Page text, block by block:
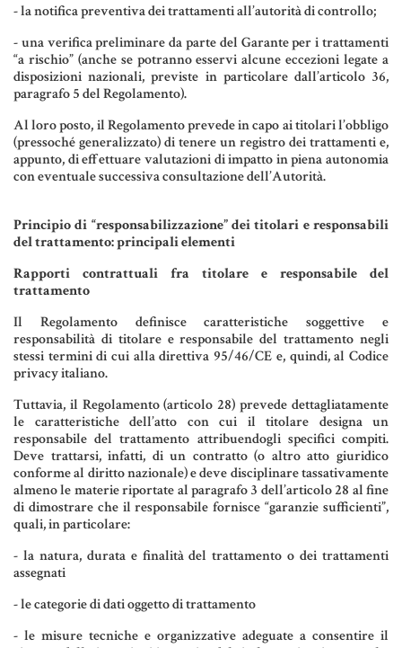
CERTIFICAZIONE ENERGETICA
DETRAZIONI 36-41-50 %
INDICI E TASSI
TASSAZIONE ATTI IMMOBILIARI
Informative Generali
ANTIRICICLAGGIO
AUTOCERTIFICAZIONE
STRANIERI IN ITALIA
VADEMECUM
- la notifica preventiva dei trattamenti all’autorità di controllo;
- una verifica preliminare da parte del Garante per i trattamenti
“a rischio” (anche se potranno esservi alcune eccezioni legate a
disposizioni nazionali, previste in particolare dall’articolo 36,
paragrafo 5 del Regolamento).
Al loro posto, il Regolamento prevede in capo ai titolari l’obbligo
(pressoché generalizzato) di tenere un registro dei trattamenti e,
appunto, di effettuare valutazioni di impatto in piena autonomia
con eventuale successiva consultazione dell’Autorità.
Principio di “responsabilizzazione” dei titolari e responsabili
del trattamento: principali elementi
Rapporti contrattuali fra titolare e responsabile del
trattamento
Il Regolamento definisce caratteristiche soggettive e
responsabilità di titolare e responsabile del trattamento negli
stessi termini di cui alla direttiva 95/46/CE e, quindi, al Codice
privacy italiano.
Tuttavia, il Regolamento (articolo 28) prevede dettagliatamente
le caratteristiche dell’atto con cui il titolare designa un
responsabile del trattamento attribuendogli specifici compiti.
Deve trattarsi, infatti, di un contratto (o altro atto giuridico
conforme al diritto nazionale) e deve disciplinare tassativamente
almeno le materie riportate al paragrafo 3 dell’articolo 28 al fine
di dimostrare che il responsabile fornisce “garanzie sufficienti”,
quali, in particolare:
- la natura, durata e finalità del trattamento o dei trattamenti
assegnati
- le categorie di dati oggetto di trattamento
- le misure tecniche e organizzative adeguate a consentire il